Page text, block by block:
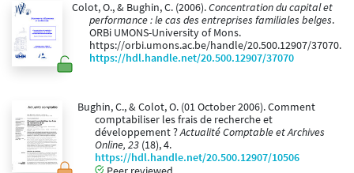
Colot, O., & Bughin, C. (2006).Concentration du capital et
performance : le cas des entreprises familiales belges.
ORBi UMONS-University of Mons.
https://orbi.umons.ac.be/handle/20.500.12907/37070.
https://hdl.handle.net/20.500.12907/37070
Bughin, C., & Colot, O. (01 October 2006). Comment
comptabiliser les frais de recherche et
développement ?Actualité Comptable et Archives
Online, 23 (18), 4.
https://hdl.handle.net/20.500.12907/10506